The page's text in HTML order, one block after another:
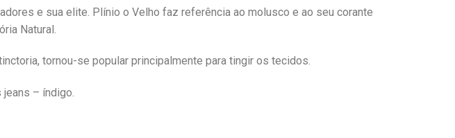
e sua elite. Plínio o Velho faz referência ao molusco e ao seu corante
Natural.
tornou-se popular principalmente para tingir os tecidos.
jeans – índigo.